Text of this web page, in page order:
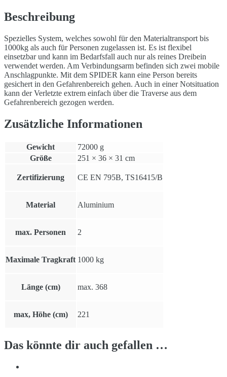
Beschreibung
Spezielles System, welches sowohl für den Materialtransport bis
1000kg als auch für Personen zugelassen ist. Es ist flexibel
einsetzbar und kann im Bedarfsfall auch nur als reines Dreibein
verwendet werden. Am Verbindungsarm befinden sich zwei mobile
Anschlagpunkte. Mit dem SPIDER kann eine Person bereits
gesichert in den Gefahrenbereich gehen. Auch in einer Notsituation
kann der Verletzte extrem einfach über die Traverse aus dem
Gefahrenbereich gezogen werden.
Zusätzliche Informationen
Gewicht
72000 g
Größe
251 × 36 × 31 cm
Zertifizierung CE EN 795B, TS16415/B
Material Aluminium
max. Personen 2
Maximale Tragkraft 1000 kg
Länge (cm) max. 368
max, Höhe (cm) 221
Das könnte dir auch gefallen …